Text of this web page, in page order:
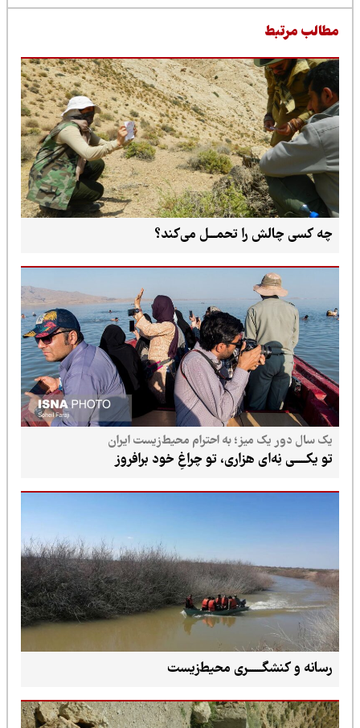
مرتبط
چه کسی چالش را تحمـــل می‌کند؟
یک سال دور یک میز؛ به احترام محیط‌زیست ایران
تو یکـــــی نِه‌ای هزاری، تو چراغِ خود برافروز
رسانه و کنشگــــــری محیط‌زیست